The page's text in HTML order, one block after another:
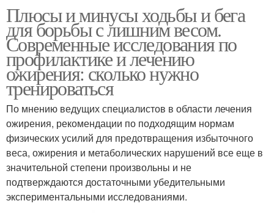
Плюсы и минусы ходьбы и бега
для борьбы с лишним весом.
Современные исследования по
профилактике и лечению
ожирения: сколько нужно
тренироваться
По мнению ведущих специалистов в области лечения
ожирения, рекомендации по подходящим нормам
физических усилий для предотвращения избыточного
веса, ожирения и метаболических нарушений все еще в
значительной степени произвольны и не
подтверждаются достаточными убедительными
экспериментальными исследованиями.